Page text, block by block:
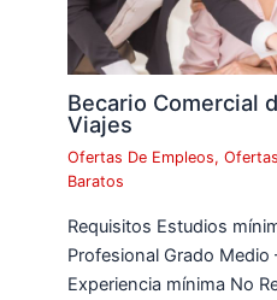
Becario Comercial
Viajes
Ofertas De Empleos,
Baratos
Requisitos Estudios
Profesional Grado Medio
Experiencia mínima No